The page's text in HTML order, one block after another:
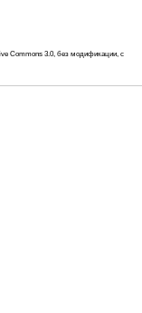
Commons 3.0, без модификации, с